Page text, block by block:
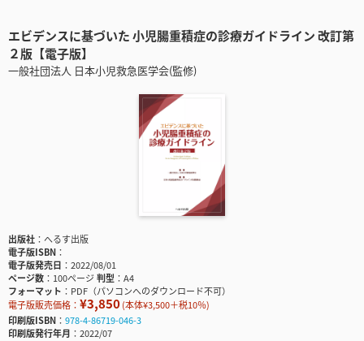
エビデンスに基づいた 小児腸重積症の診療ガイドライン 改訂第
２版【電子版】
一般社団法人 日本小児救急医学会(監修)
出版社
へるす出版
電子版ISBN
電子版発売日
2022/08/01
ページ数
100ページ判型
A4
フォーマット
PDF（パソコンへのダウンロード不可）
電子版販売価格： ¥3,850(本体¥3,500＋税10％)
印刷版ISBN
978-4-86719-046-3
印刷版発行年月
2022/07